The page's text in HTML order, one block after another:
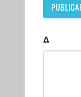
Δ